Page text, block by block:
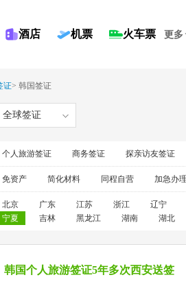
酒店 机票 火车票 更多
证> 韩国签证
全球签证
个人旅游签证 商务签证 探亲访友签证
免资产 简化材料 同程自营 加急办
北京 广东 江苏 浙江
辽宁
宁夏 吉林 黑龙江 湖南 湖北
韩国个人旅游签证5年多次西安送签